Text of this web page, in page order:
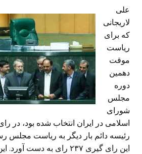
علی
لاریجانی
که برای
ریاست
موقت
دهمین
دوره
مجلس
شورای
اسلامی در ایران انتخاب شده بود، در
رئیسه دائم بار دیگر به ریاست مجلس
این رای گیری ۲۳۷ رای به دست